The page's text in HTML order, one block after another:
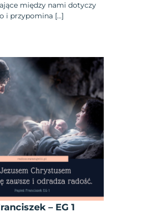
między nami dotyczy
i przypomina […]
– EG 1